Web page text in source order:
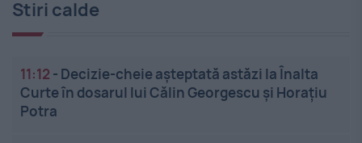
Stiri calde
11:12 - Decizie-cheie așteptată astăzi la Înalta
Curte în dosarul lui Călin Georgescu și Horațiu
Potra